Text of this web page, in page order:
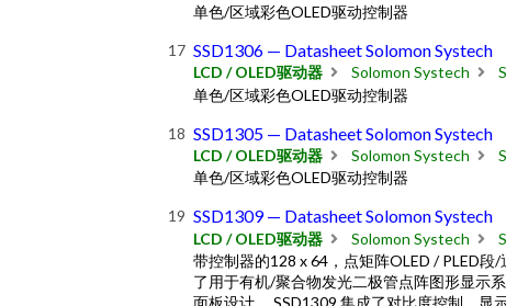
单色/区域彩色OLED驱动控制器
SSD1306 — Datasheet Solomon Systech
LCD / OLED驱动器 Solomon Systech
单色/区域彩色OLED驱动控制器
SSD1305 — Datasheet Solomon Systech
LCD / OLED驱动器 Solomon Systech
单色/区域彩色OLED驱动控制器
SSD1309 — Datasheet Solomon Systech
LCD / OLED驱动器 Solomon Systech
带控制器的128 x 64，点矩阵OLED / PLED
了用于有机/聚合物发光二极管点阵图形显示
面板设计。 SSD1309 集成了对比度控制、显